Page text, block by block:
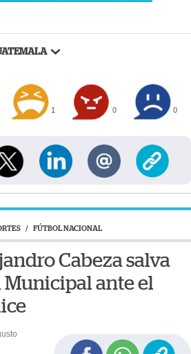
1 0 0
/ FÚTBOL NACIONAL
Cabeza salva
Municipal ante el